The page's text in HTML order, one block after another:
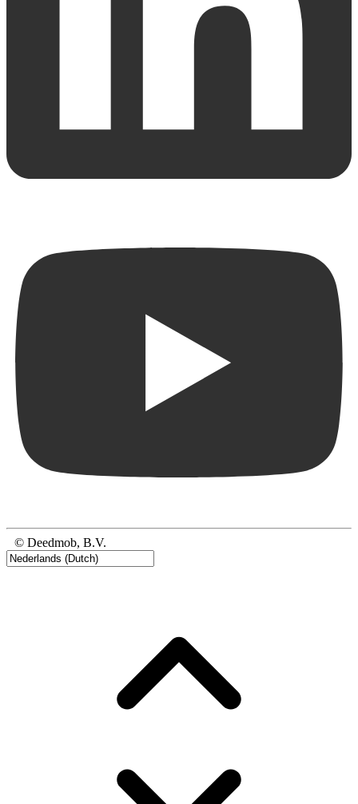
© Deedmob, B.V.